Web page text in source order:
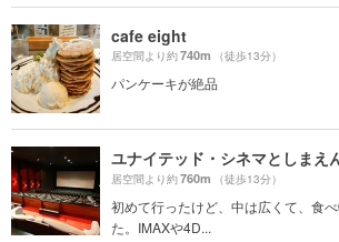
cafe eight
居空間より約740m （徒歩13分）
パンケーキが絶品
ユナイテッド・シネマとしまえ
居空間より約760m （徒歩13分）
初めて行ったけど、中は広くて、食
た。IMAXや4D...